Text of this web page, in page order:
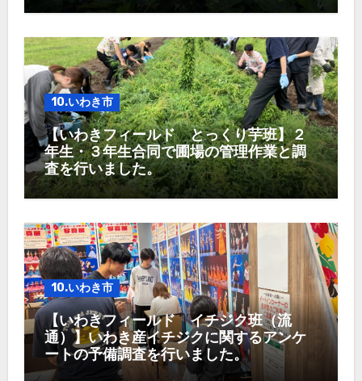
10.いわき市
【いわきフィールド とっくり芋班】２
年生・３年生合同で圃場の管理作業と調
査を行いました。
10.いわき市
【いわきフィールド イチジク班（流
通）】いわき産イチジクに関するアンケ
ートの予備調査を行いました。